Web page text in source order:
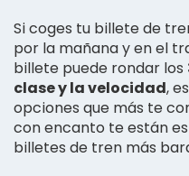
Si coges tu billete de
por la mañana y en el
billete puede rondar los
clase y la velocidad,
opciones que más te
con encanto te están
billetes de tren más